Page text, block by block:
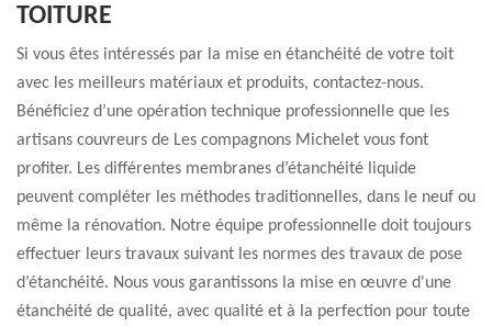
TOITURE
Si vous êtes intéressés par la mise en étanchéité de votre toit
avec les meilleurs matériaux et produits, contactez-nous.
Bénéficiez d’une opération technique professionnelle que les
artisans couvreurs de Les compagnons Michelet vous font
profiter. Les différentes membranes d’étanchéité liquide
peuvent compléter les méthodes traditionnelles, dans le neuf ou
même la rénovation. Notre équipe professionnelle doit toujours
effectuer leurs travaux suivant les normes des travaux de pose
d’étanchéité. Nous vous garantissons la mise en œuvre d'une
étanchéité de qualité, avec qualité et à la perfection pour toute